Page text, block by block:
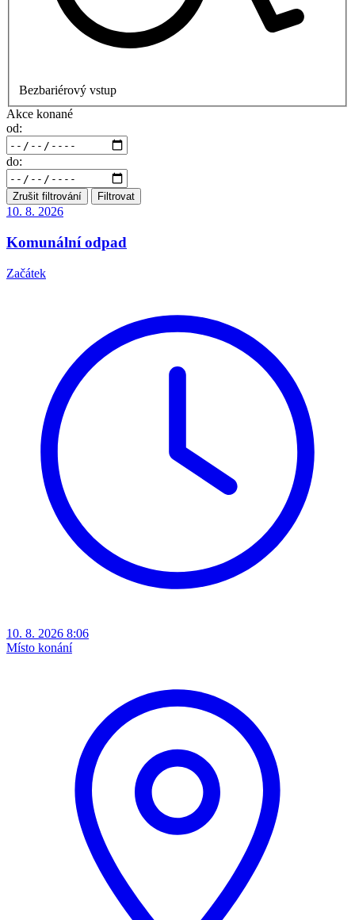
Bezbariérový vstup
Akce konané
od:
do:
Zrušit filtrování Filtrovat
10. 8. 2026
Komunální odpad
Začátek
10. 8. 2026 8:06
Místo konání